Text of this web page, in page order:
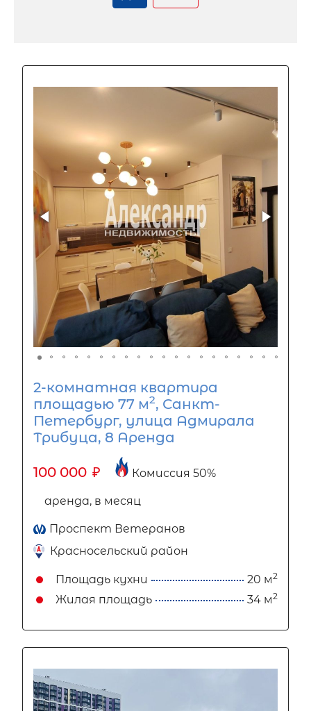
2-комнатная квартира
площадью 77 м2, Санкт-
Петербург, улица Адмирала
Трибуца, 8 Аренда
100 000 ₽ Комиссия 50%
аренда, в месяц
Проспект Ветеранов
Красносельский район
Площадь кухни 20 м2
Жилая площадь 34 м2